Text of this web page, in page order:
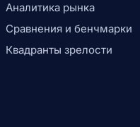
Аналитика рынка
Сравнения и бенчмарки
Квадранты зрелости